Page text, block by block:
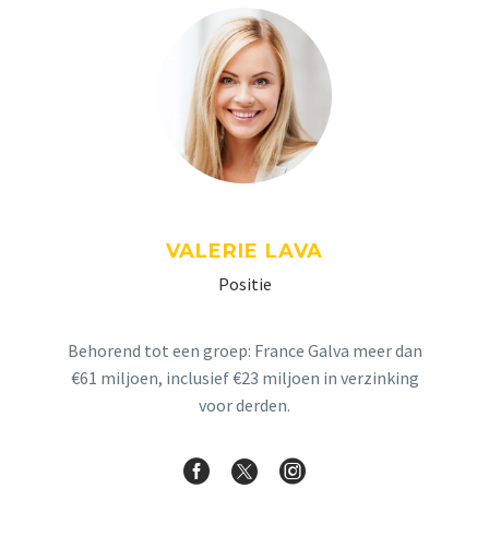
VALERIE LAVA
Positie
Behorend tot een groep: France Galva meer dan
€61 miljoen, inclusief €23 miljoen in verzinking
voor derden.